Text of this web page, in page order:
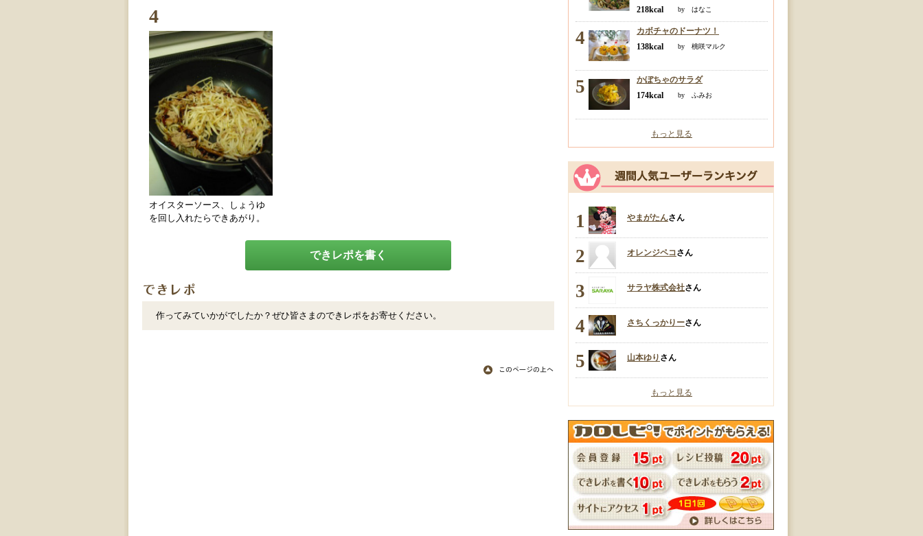
4
オイスターソース、しょうゆ
を回し入れたらできあがり。
できレポを書く
作ってみていかがでしたか？ぜひ皆さまのできレポをお寄せください。
218kcal
by はなこ
4
カボチャのドーナツ！
138kcal
by 桃咲マルク
5
かぼちゃのサラダ
174kcal
by ふみお
もっと見る
1 やまがたんさん
2 オレンジペコさん
3 サラヤ株式会社さん
4 さちくっかりーさん
5 山本ゆり さん
もっと見る